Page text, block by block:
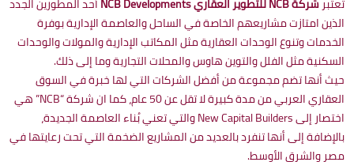
الذين امتازت مشاريعهم الخاصة في الساحل والعاصمة الإدارية بوفرة
الخدمات وتنوع الوحدات العقارية مثل المكاتب الإدارية والمولات والوحدات
السكنية مثل الفلل والتوين هاوس والمحلات التجارية وما إلى ذلك.
حيث أنها تضم مجموعة من أفضل الشركات التي لها خبرة في السوق
العقاري العربي من مدة كبيرة لا تقل عن 50 عام، كما ان شركة “NCB” هي
اختصار إلى New Capital Builders والتي تعني بُناء العاصمة الجديدة،
بالإضافة إلى أنها تنفرد بالعديد من المشاريع الضخمة التي تحت رعايتها في
مصر والشرق الأوسط.